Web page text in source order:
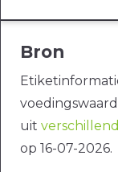
Bron
uit
op 16-07-2026.